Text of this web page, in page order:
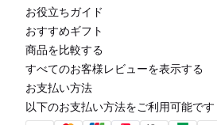
お役立ちガイド
おすすめギフト
商品を比較する
すべてのお客様レビューを表示する
お支払い方法
以下のお支払い方法をご利用可能です